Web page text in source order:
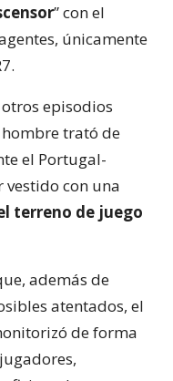
” con el
únicamente
episodios
trató de
el Portugal-
vestido con una
terreno de juego
además de
atentados, el
de forma